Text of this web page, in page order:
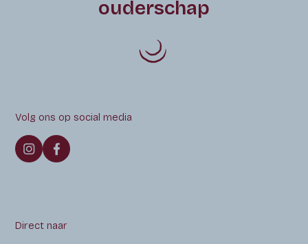
ouderschap
Volg ons op social media
Direct naar